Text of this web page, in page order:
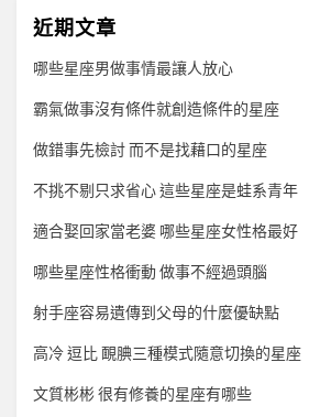
近期文章
哪些星座男做事情最讓人放心
霸氣做事沒有條件就創造條件的星座
做錯事先檢討 而不是找藉口的星座
不挑不剔只求省心 這些星座是蛙系青年
適合娶回家當老婆 哪些星座女性格最好
哪些星座性格衝動 做事不經過頭腦
射手座容易遺傳到父母的什麼優缺點
高冷 逗比 靦腆三種模式隨意切換的星座
文質彬彬 很有修養的星座有哪些